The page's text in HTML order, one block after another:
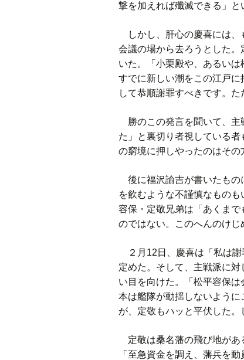
撃を加えれば殲滅できる」と
しかし、肝心の慶喜には、
会議の場から去ろうとした
いた。「小栗殿や、あるい
すでに新しい潮をこの江戸
して恭順謝罪すべきです。
勝のこの発言を聞いて、主
た」と裏切り者視している
の窮境に押しやったのはその
後に福沢諭吉が書いたもの
を飲むような不謹慎なもの
容保・定敬兄弟は「あくま
のではない。このへんのけじ
２月12日、慶喜は「私は謝
定めた。そして、主戦派に
い目を向けた。「松平容保
本は艦隊が動揺しないよう
が、定敬もハッと平伏した。
定敬は桑名藩の飛び地があ
「至急資金を調え、藩兵を